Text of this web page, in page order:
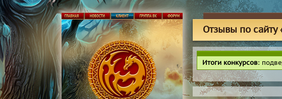
Отзывы по
Итоги конкурсов: